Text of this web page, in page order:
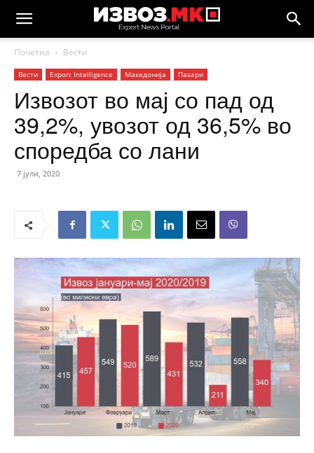
Почетна Вести
Вести Еxport Intelligence Македонија Пазари
Извозот во мај со пад од
39,2%, увозот од 36,5% во
споредба со лани
7 јули, 2020